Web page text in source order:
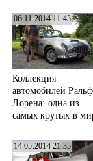
06.11.2014 11:43
Коллекция
автомобилей
Лорена: одна из
самых крутых в
14.05.2014 21:35